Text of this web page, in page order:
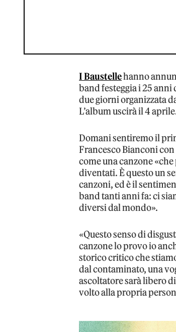
I Baustellehanno
band festeggia i 25
due giorni organizzata
L’album uscirà il 4
Domani sentiremo il
Francesco Bianconi
come una canzone
diventati. È questo un
canzoni, ed è il
band tanti anni fa: ci
diversi dal mondo».
«Questo senso di
canzone lo provo io
storico critico che
dal contaminato, una
ascoltatore sarà libero
volto alla propria